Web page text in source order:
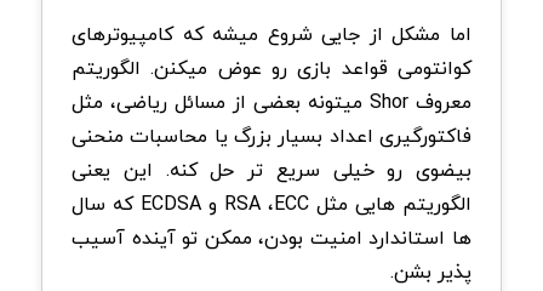
اما مشکل از جایی شروع میشه که کامپیوترهای
کوانتومی قواعد بازی رو عوض میکنن. الگوریتم
معروف Shor میتونه بعضی از مسائل ریاضی، مثل
فاکتورگیری اعداد بسیار بزرگ یا محاسبات منحنی
بیضوی رو خیلی سریع تر حل کنه. این یعنی
الگوریتم هایی مثل RSA ،ECC و ECDSA که سال
ها استاندارد امنیت بودن، ممکن تو آینده آسیب
پذیر بشن.